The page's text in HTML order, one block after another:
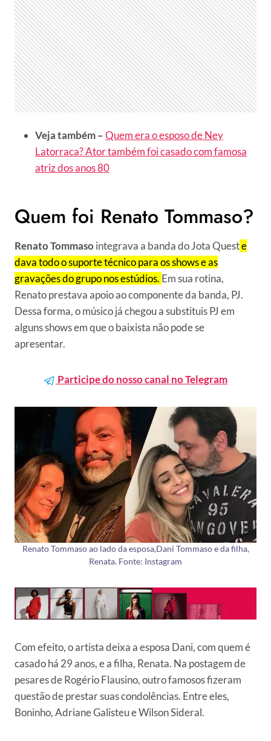
Veja também –Quem era o esposo de Ney
Latorraca? Ator também foi casado com famosa
atriz dos anos 80
Quem foi Renato Tommaso?
Renato Tommaso integrava a banda do Jota Queste
dava todo o suporte técnico para os shows e as
gravações do grupo nos estúdios. Em sua rotina,
Renato prestava apoio ao componente da banda, PJ.
Dessa forma, o músico já chegou a substituis PJ em
alguns shows em que o baixista não pode se
apresentar.
Participe do nosso canal no Telegram
Renato Tommaso ao lado da esposa,Dani Tommaso e da filha,
Renata. Fonte: Instagram
Com efeito, o artista deixa a esposa Dani, com quem é
casado há 29 anos, e a filha, Renata. Na postagem de
pesares de Rogério Flausino, outro famosos fizeram
questão de prestar suas condolências. Entre eles,
Boninho, Adriane Galisteu e Wilson Sideral.